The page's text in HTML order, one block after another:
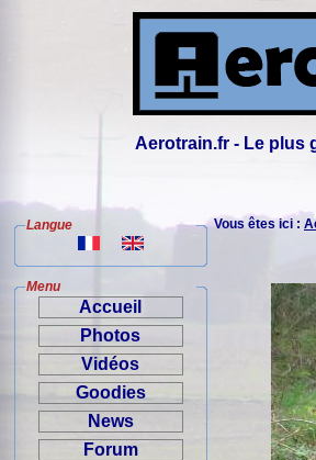
Aerotrain.fr - Le plus
Langue
Menu
Accueil
Photos
Vidéos
Goodies
News
Forum
Vous êtes ici :